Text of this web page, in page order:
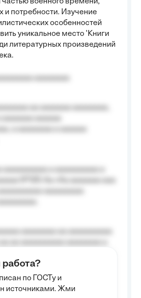
и потребности. Изучение
особенностей
уникальное место 'Книги
литературных произведений
aaa aaaaaaaaa, a aaa
a aaaaaaaaaa, aaaaaa
по ГОСТу и
источниками. Жми